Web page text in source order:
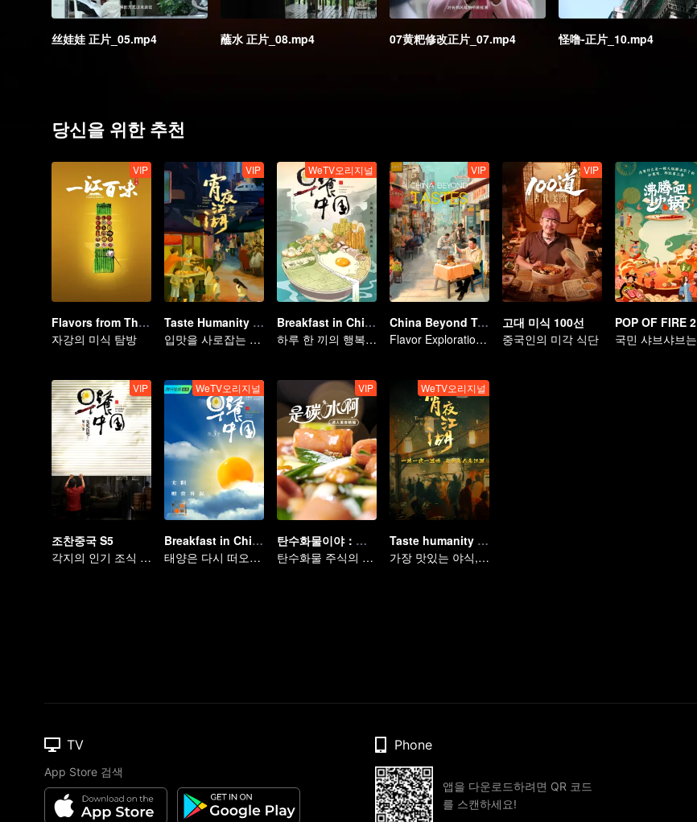
丝娃娃 正片_05.mp4 蘸水 正片_08.mp4 07黄粑修改正片_07.mp4 怪噜-正片_10.mp4
당신을 위한 추천
VIP
Flavors from The River
자강의 미식 탐방
VIP
Taste Humanity at Night S2
입맛을 사로잡는 절묘한 미식 탐방
WeTV오리지널
Breakfast in China
하루 한 끼의 행복 기록
VIP
China Beyond Tastes
Flavor Exploration Journey of Chen Xiaoqing
VIP
고대 미식 100선
중국인의 미각 식단
POP OF FIRE 2
VIP
조찬중국 S5
각지의 인기 조식 탐방기
WeTV오리지널
Breakfast in China Ⅲ
태양은 다시 떠오른다
VIP
탄수화물이야：유혹적인 미식 컬렉션
탄수화물 주식의 매력
WeTV오리지널
Taste humanity at night
가장 맛있는 야식, 가장 알짜 인심
TV
App Store 검색
Phone
앱을 다운로드하려면 QR 코드
를 스캔하세요!